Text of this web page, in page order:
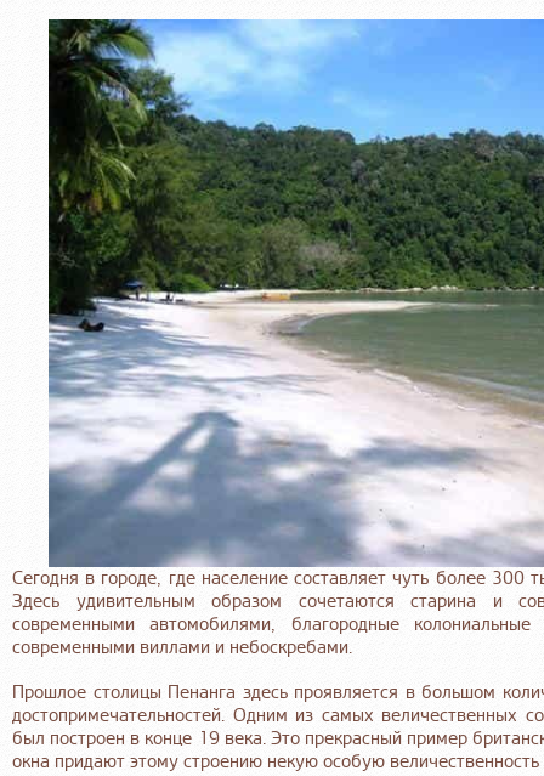
Сегодня в городе, где население составляет чуть более
Здесь удивительным образом сочетаются старина и
современными автомобилями, благородные
современными виллами и небоскребами.
Прошлое столицы Пенанга здесь проявляется в большом
достопримечательностей. Одним из самых величественных
был построен в конце 19 века. Это прекрасный пример
окна придают этому строению некую особую величественность